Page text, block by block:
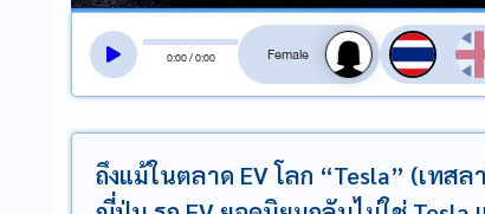
0:00/0:00
สลับเสียงอ่าน
ถึงแม้ในตลาด EV โลก “Tesla” (เทส